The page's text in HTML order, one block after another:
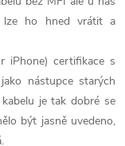
lze ho hned vrátit a
iPhone) certifikace s
nástupce starých
je tak dobré se
být jasně uvedeno,